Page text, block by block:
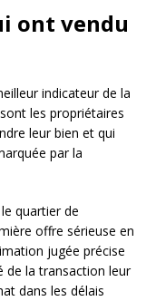
ont vendu
indicateur de la
les propriétaires
leur bien et qui
par la
quartier de
offre sérieuse en
jugée précise
de la transaction leur
dans les délais